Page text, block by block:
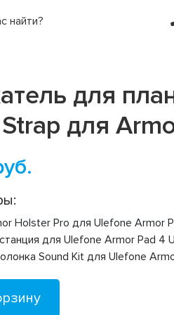
29 Ultra
X32
Pad Pro
для
3 Pro
найти?
для
для
Holster Pro для Ulefone Armor
для Ulefone Armor Pad 4
Sound Kit для Ulefone